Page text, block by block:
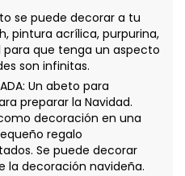
se puede decorar a tu
pintura acrílica, purpurina,
que tenga un aspecto
son infinitas.
Un abeto para
preparar la Navidad.
decoración en una
regalo
Se puede decorar
la decoración navideña.